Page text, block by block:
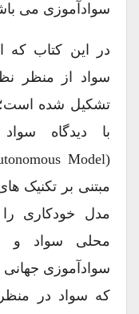
سوادآموزی می
در این کتاب که
سواد از منظر
تشکیل شده است؛
با دیدگاه
مبتنی بر تکنیک
مدل خودکاری را
محلی سواد و
سوادآموزی
که سواد در منظر